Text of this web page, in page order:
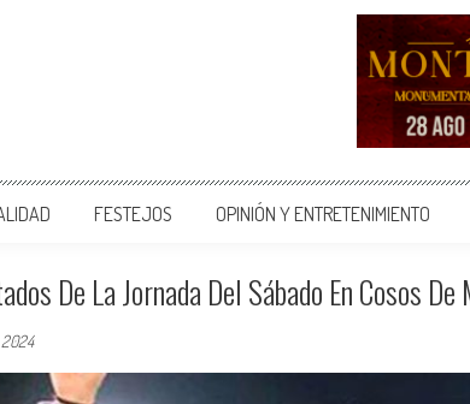
FESTEJOS OPINIÓN Y ENTRETENIMIENTO
De La Jornada Del Sábado En Cosos De